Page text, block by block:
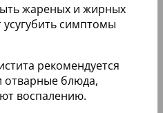
жареных и жирных
усугубить симптомы
рекомендуется
отварные блюда,
воспалению.